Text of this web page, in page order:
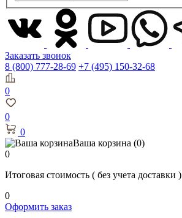
Заказать звонок
8 (800) 777-28-69 +7 (495) 150-32-68
0
0
0
Ваша корзина (0)
0
Итоговая стоимость ( без учета доставки )
0
Оформить заказ